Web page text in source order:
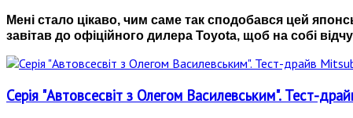
Мені стало цікаво, чим саме так сподобався цей
завітав до офіційного дилера Toyota, щоб на собі
Серія "Автовсесвіт з Олегом Василевським". Тест-